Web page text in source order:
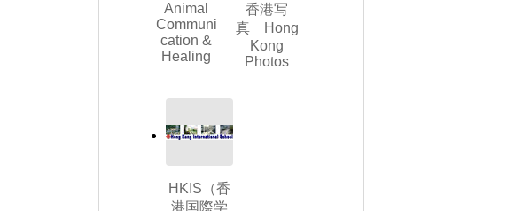
Animal
Communi
cation &
Healing
香港写
真 Hong
Kong
Photos
HKIS（香
港国際学